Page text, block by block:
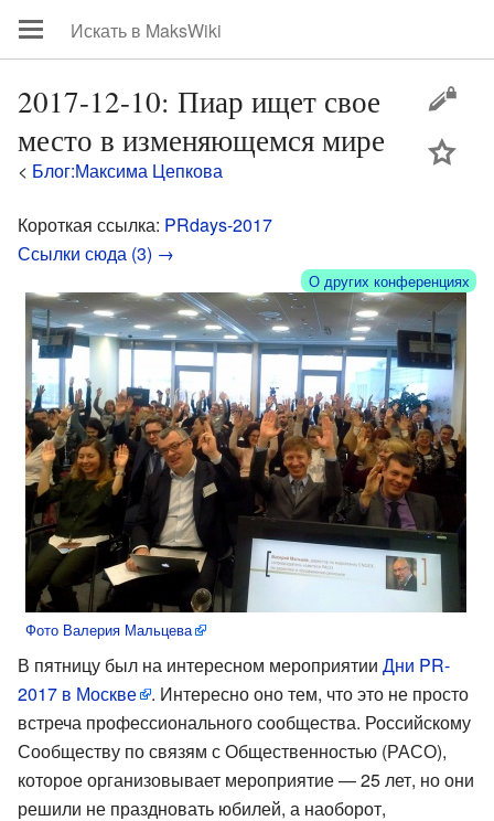
2017-12-10: Пиар ищет свое
место в изменяющемся мире
< Блог:Максима Цепкова
Короткая ссылка: PRdays-2017
Ссылки сюда (3) →
О других конференциях
Фото Валерия Мальцева
В пятницу был на интересном мероприятии Дни PR-
2017 в Москве
. Интересно оно тем, что это не просто
встреча профессионального сообщества. Российскому
Сообществу по связям с Общественностью (РАСО),
которое организовывает мероприятие — 25 лет, но они
решили не праздновать юбилей, а наоборот,